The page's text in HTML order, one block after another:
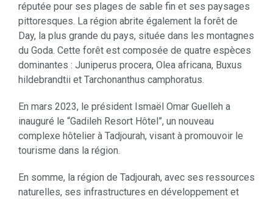
réputée pour ses plages de sable fin et ses paysages
pittoresques. La région abrite également la forêt de
Day, la plus grande du pays, située dans les montagnes
du Goda. Cette forêt est composée de quatre espèces
dominantes : Juniperus procera, Olea africana, Buxus
hildebrandtii et Tarchonanthus camphoratus.
En mars 2023, le président Ismaël Omar Guelleh a
inauguré le “Gadileh Resort Hôtel”, un nouveau
complexe hôtelier à Tadjourah, visant à promouvoir le
tourisme dans la région.
En somme, la région de Tadjourah, avec ses ressources
naturelles, ses infrastructures en développement et